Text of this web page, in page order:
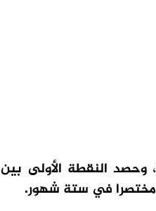
وحصد النقطة الأولى بين